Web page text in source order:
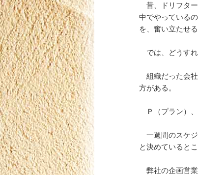
昔、ドリフター
中でやっている
を、奮い立たせ
では、どうすれ
組織だった会社
方がある。
Ｐ（プラン）、
一週間のスケジ
と決めているとこ
弊社の企画営業